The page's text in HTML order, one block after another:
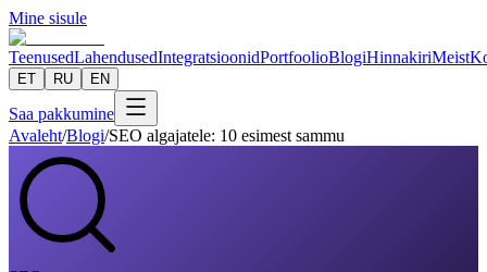
Mine sisule
TeenusedLahendusedIntegratsioonidPortfoolioBlogiHinnakiriMeist
ET RU EN
Saa pakkumine
Avaleht/Blogi/SEO algajatele: 10 esimest sammu